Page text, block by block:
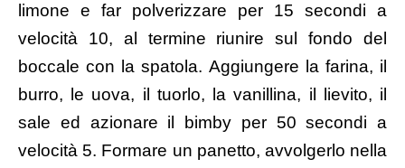
limone e far polverizzare per 15 secondi a
velocità 10, al termine riunire sul fondo del
boccale con la spatola. Aggiungere la farina, il
burro, le uova, il tuorlo, la vanillina, il lievito, il
sale ed azionare il bimby per 50 secondi a
velocità 5. Formare un panetto, avvolgerlo nella